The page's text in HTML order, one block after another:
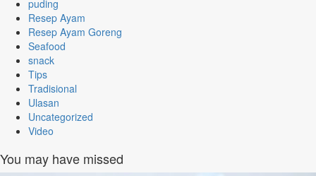
puding
Resep Ayam
Resep Ayam Goreng
Seafood
snack
Tips
Tradisional
Ulasan
Uncategorized
Video
You may have missed